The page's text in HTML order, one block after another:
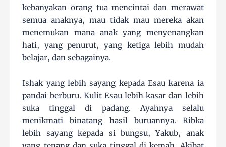
kebanyakan orang tua mencintai dan merawat
semua anaknya, mau tidak mau mereka akan
menemukan mana anak yang menyenangkan
hati, yang penurut, yang ketiga lebih mudah
belajar, dan sebagainya.
Ishak yang lebih sayang kepada Esau karena ia
pandai berburu. Kulit Esau lebih kasar dan lebih
suka tinggal di padang. Ayahnya selalu
menikmati binatang hasil buruannya. Ribka
lebih sayang kepada si bungsu, Yakub, anak